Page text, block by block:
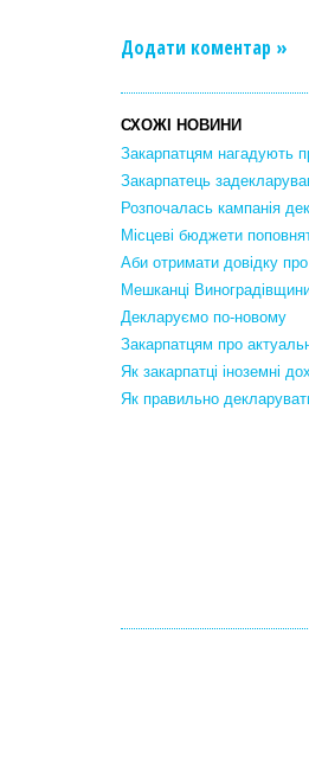
Додати коментар »
СХОЖІ НОВИНИ
Закарпатцям нагадують
Закарпатець
Розпочалась кампанія
Місцеві бюджети
Аби отримати довідку
Мешканці
Декларуємо по-новому
Закарпатцям про
Як закарпатці іноземні
Як правильно